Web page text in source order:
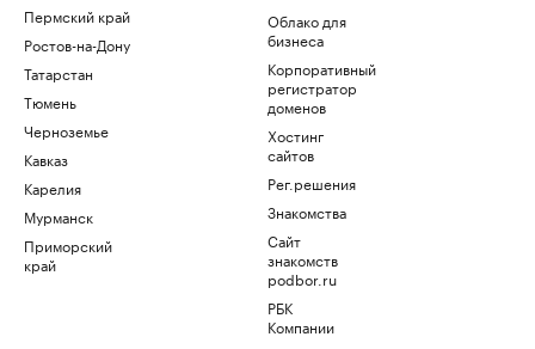
Пермский край
Ростов-на-Дону
Татарстан
Тюмень
Черноземье
Кавказ
Карелия
Мурманск
Приморский
край
Облако для
бизнеса
Корпоративный
регистратор
доменов
Хостинг
сайтов
Рег.решения
Знакомства
Сайт
знакомств
podbor.ru
РБК
Компании